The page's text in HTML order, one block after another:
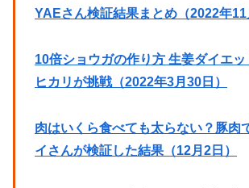
YAEさん検証結果まとめ（2022年11
10倍ショウガの作り方 生姜ダイエ
ヒカリが挑戦（2022年3月30日）
肉はいくら食べても太らない？豚肉
イさんが検証した結果（12月2日）